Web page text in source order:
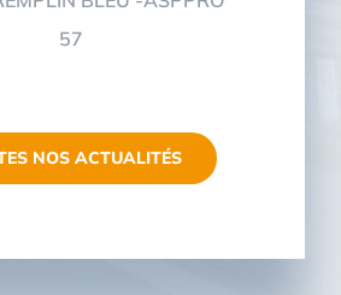
57
NOS ACTUALITÉS